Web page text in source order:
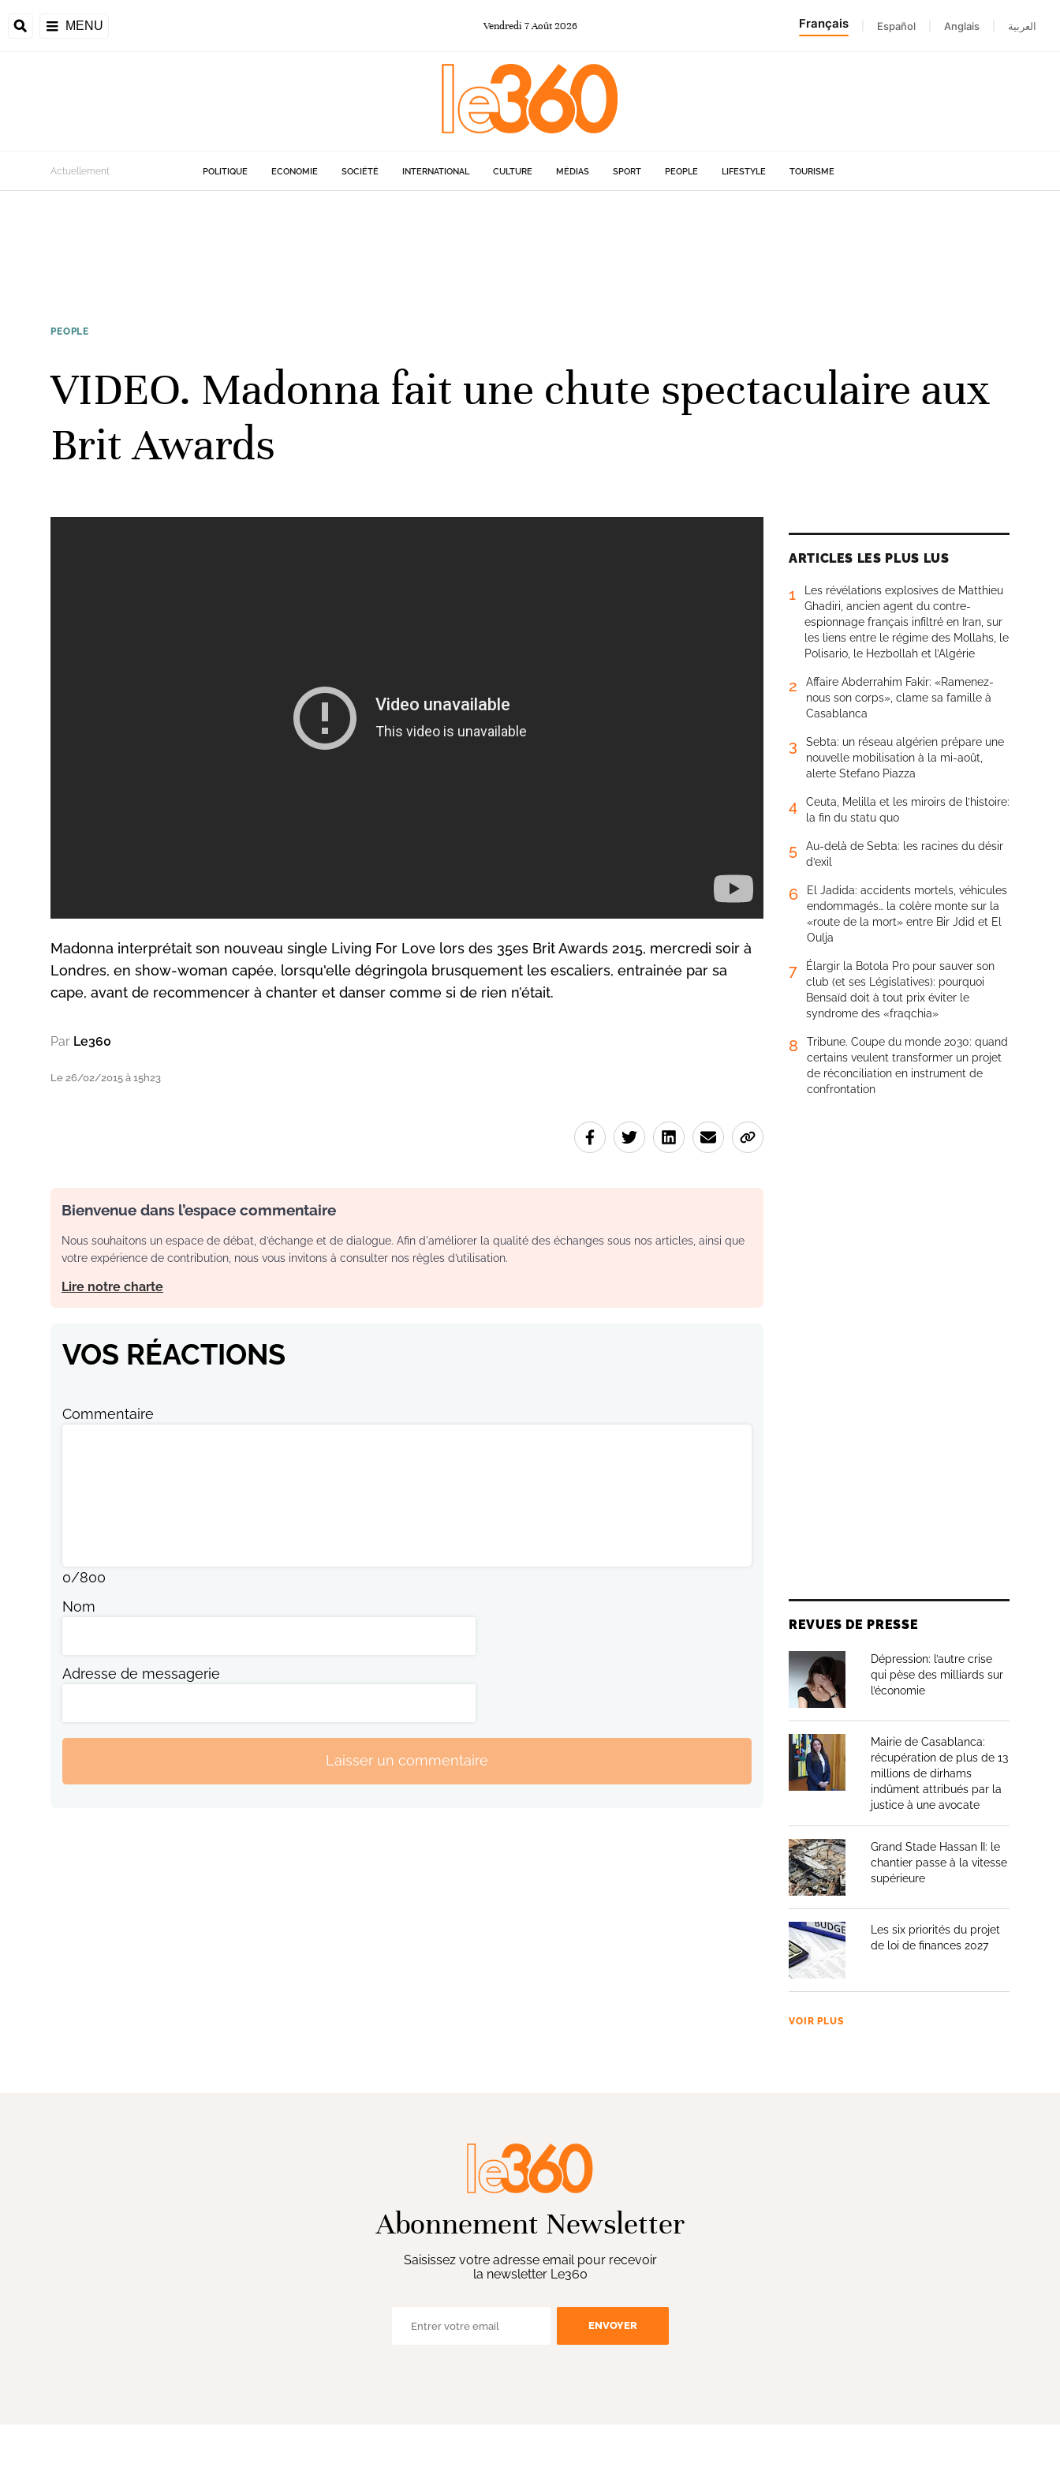
MENU Vendredi 7Août 2026 Français Español Anglais العربية
Actuellement POLITIQUE ECONOMIE SOCIÉTÉ INTERNATIONAL CULTURE MÉDIAS SPORT PEOPLE LIFESTYLE TOURISME
PEOPLE
VIDEO. Madonna fait une chute spectaculaire aux
Brit Awards
Madonna interprétait son nouveau single Living For Love lors des 35es Brit Awards 2015, mercredi soir à
Londres, en show-woman capée, lorsqu'elle dégringola brusquement les escaliers, entrainée par sa
cape, avant de recommencer à chanter et danser comme si de rien n’était.
Par Le360
Le 26/02/2015 à 15h23
Bienvenue dans l’espace commentaire
Nous souhaitons un espace de débat, d’échange et de dialogue. Afin d'améliorer la qualité des échanges sous nos articles, ainsi que
votre expérience de contribution, nous vous invitons à consulter nos règles d’utilisation.
Lire notre charte
VOS RÉACTIONS
Commentaire
0/800
Nom
Adresse de messagerie
Laisser un commentaire
ARTICLES LES PLUS LUS
1
Les révélations explosives de Matthieu
Ghadiri, ancien agent du contre-
espionnage français infiltré en Iran, sur
les liens entre le régime des Mollahs, le
Polisario, le Hezbollah et l’Algérie
2
Affaire Abderrahim Fakir: «Ramenez-
nous son corps», clame sa famille à
Casablanca
3
Sebta: un réseau algérien prépare une
nouvelle mobilisation à la mi-août,
alerte Stefano Piazza
4
Ceuta, Melilla et les miroirs de l’histoire:
la fin du statu quo
5
Au-delà de Sebta: les racines du désir
d’exil
6
El Jadida: accidents mortels, véhicules
endommagés… la colère monte sur la
«route de la mort» entre Bir Jdid et El
Oulja
7
Élargir la Botola Pro pour sauver son
club (et ses Législatives): pourquoi
Bensaïd doit à tout prix éviter le
syndrome des «fraqchia»
8
Tribune. Coupe du monde 2030: quand
certains veulent transformer un projet
de réconciliation en instrument de
confrontation
REVUES DE PRESSE
Dépression: l’autre crise
qui pèse des milliards sur
l’économie
Mairie de Casablanca:
récupération de plus de 13
millions de dirhams
indûment attribués par la
justice à une avocate
Grand Stade Hassan II: le
chantier passe à la vitesse
supérieure
Les six priorités du projet
de loi de finances 2027
VOIR PLUS
Abonnement Newsletter
Saisissez votre adresse email pour recevoir
la newsletter Le360
ENVOYER